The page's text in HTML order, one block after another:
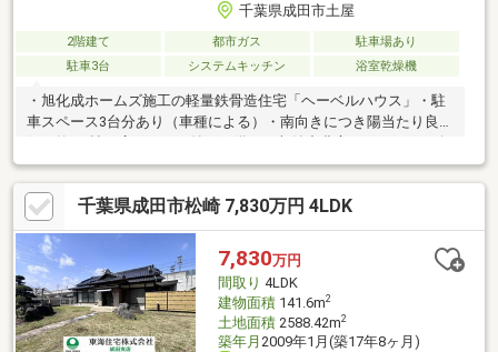
千葉県成田市土屋
2階建て 都市ガス
駐車場あり
駐車3台
システムキッチン 浴室乾燥機
・旭化成ホームズ施工の軽量鉄骨造住宅「ヘーベルハウス」・駐
車スペース3台分あり（車種による）・南向きにつき陽当たり良
けのゆとりある間取り・家族のコミュニケーションを育むファミ
リーホール・ガーデニングやお子様の遊び場にも適したプライベ
ートなお庭・浴室＋シャワールームの2WAY仕様、忙しいご家族に
も便利な水回り設備・各居室ペアガラス採用で快適な住環境・区
画整理された閑静な住宅街、子育てに適した環境・イオンモール
成田まで徒歩12分、周辺に商業施設が充実した便利な立地
千葉県成田市松崎 7,830万円 4LDK
7,830万円
間取り 4LDK
建物面積141.6m2
土地面積2588.42m2
築年月 2009年1月(築17年8ヶ月)